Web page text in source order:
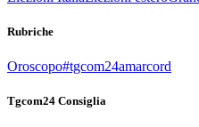
Rubriche
Oroscopo#tgcom24amarcord
Tgcom24 Consiglia